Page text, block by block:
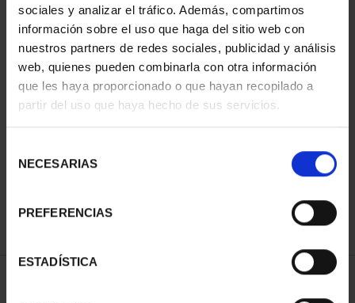
sociales y analizar el tráfico. Además, compartimos
información sobre el uso que haga del sitio web con
nuestros partners de redes sociales, publicidad y análisis
web, quienes pueden combinarla con otra información
que les haya proporcionado o que hayan recopilado a
partir del uso que haya hecho de sus servicios.
NECESARIAS
PREFERENCIAS
ESTADÍSTICA
73,00 €